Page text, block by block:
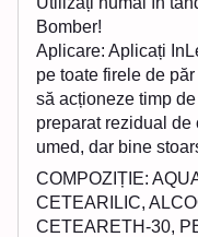
Bomber!
Aplicare: Aplicați
pe toate firele de
să acționeze timp
preparat rezidual
umed, dar bine
COMPOZIȚIE:
CETEARILIC,
CETEARETH-30,